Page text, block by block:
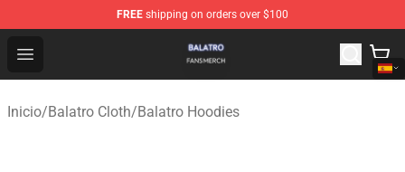
FREE shipping on orders over $100
Open menu
Balatro Shop - Official Balatro Merchandise Store
Inicio/Balatro Cloth/Balatro Hoodies